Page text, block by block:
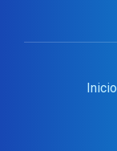
Inicio